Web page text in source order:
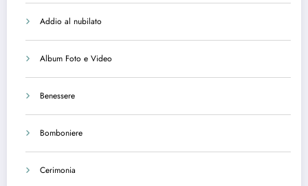
Addio al nubilato
Album Foto e Video
Benessere
Bomboniere
Cerimonia